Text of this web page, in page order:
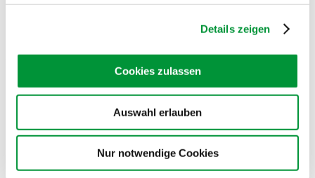
Details zeigen
Cookies zulassen
Auswahl erlauben
Nur notwendige Cookies
Zubereitung
Das Ei mit einem Schneebesen verquirlen, die Hälfte der
Blattpetersilie fein hacken. Anschließend das verquirlte Ei und
die gehackte Petersilie unter das Kalbsbrät mischen.
Die Zwiebel schälen und in kleine Würfeln schneiden. Den
Lauch putzen, waschen und in kleine Würfeln schneiden. Die
Karotten schälen und in kleine Würfeln schneiden.